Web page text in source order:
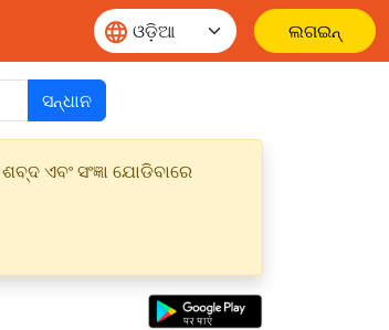
ଲଗଇନ୍
ସନ୍ଧାନ
ଏବଂ ସଂଜ୍ଞା ଯୋଡିବାରେ